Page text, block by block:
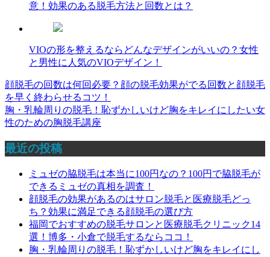
意！効果のある脱毛方法と回数とは？
VIOの形を整えるならどんなデザインがいいの？女性
と男性に人気のVIOデザイン！
投
稿
ナ
ビ
顔脱毛の回数は何回必要？顔の脱毛効果がでる回数と顔脱毛
を早く終わらせるコツ！
胸・乳輪周りの脱毛！恥ずかしいけど胸をキレイにしたい女
性のための胸脱毛講座
最近の投稿
ミュゼの脇脱毛は本当に100円なの？100円で脇脱毛が
できるミュゼの真相を調査！
顔脱毛の効果があるのはサロン脱毛と医療脱毛どっ
ち？効果に満足できる顔脱毛の選び方
福岡でおすすめの脱毛サロンと医療脱毛クリニック14
選！博多・小倉で脱毛するならココ！
胸・乳輪周りの脱毛！恥ずかしいけど胸をキレイにし